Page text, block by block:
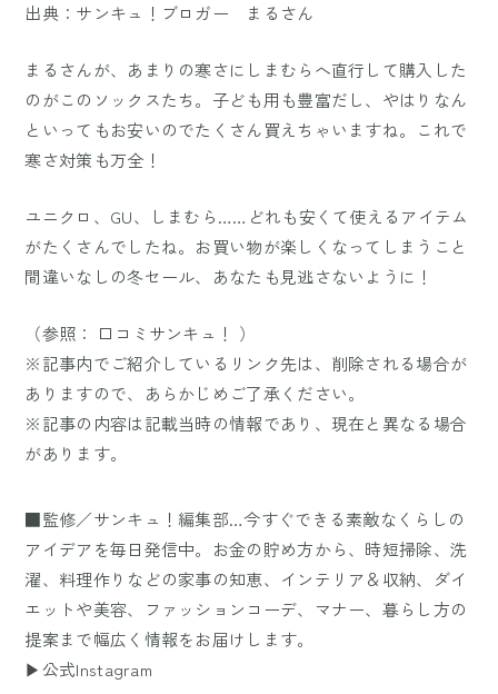
出典：サンキュ！ブロガー まるさん
まるさんが、あまりの寒さにしまむらへ直行して購入した
のがこのソックスたち。子ども用も豊富だし、やはりなん
といってもお安いのでたくさん買えちゃいますね。これで
寒さ対策も万全！
ユニクロ、GU、しまむら……どれも安くて使えるアイテム
がたくさんでしたね。お買い物が楽しくなってしまうこと
間違いなしの冬セール、あなたも見逃さないように！
（参照： 口コミサンキュ！ ）
※記事内でご紹介しているリンク先は、削除される場合が
ありますので、あらかじめご了承ください。
※記事の内容は記載当時の情報であり、現在と異なる場合
があります。
■監修／サンキュ！編集部…今すぐできる素敵なくらしの
アイデアを毎日発信中。お金の貯め方から、時短掃除、洗
濯、料理作りなどの家事の知恵、インテリア＆収納、ダイ
エットや美容、ファッションコーデ、マナー、暮らし方の
提案まで幅広く情報をお届けします。
▶公式Instagram